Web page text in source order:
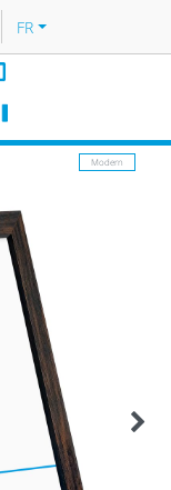
FR
Modern